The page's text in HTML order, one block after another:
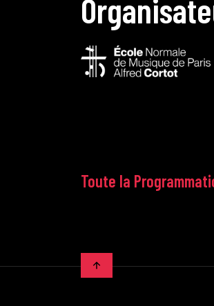
Organisate
Toute la